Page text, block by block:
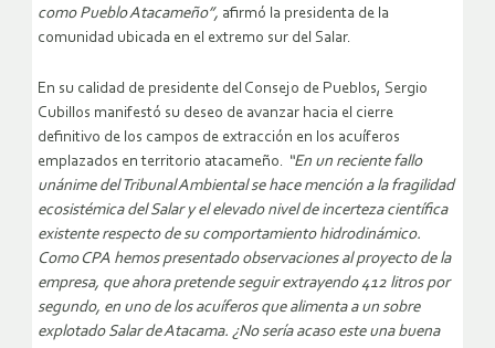
como Pueblo Atacameño”, afirmó la presidenta de la
comunidad ubicada en el extremo sur del Salar.
En su calidad de presidente del Consejo de Pueblos, Sergio
Cubillos manifestó su deseo de avanzar hacia el cierre
definitivo de los campos de extracción en los acuíferos
emplazados en territorio atacameño. “En un reciente fallo
unánime del Tribunal Ambiental se hace mención a la fragilidad
ecosistémica del Salar y el elevado nivel de incerteza científica
existente respecto de su comportamiento hidrodinámico.
Como CPA hemos presentado observaciones al proyecto de la
empresa, que ahora pretende seguir extrayendo 412 litros por
segundo, en uno de los acuíferos que alimenta a un sobre
explotado Salar de Atacama. ¿No sería acaso este una buena